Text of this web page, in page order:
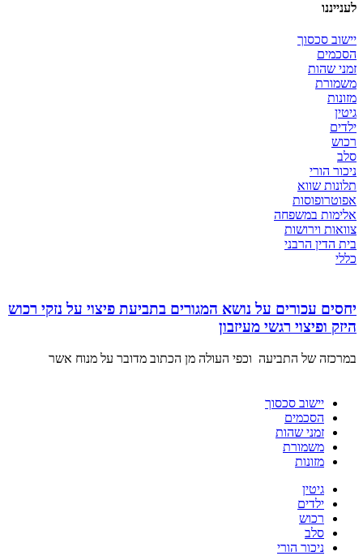
לענייננו
יישוב סכסוך
הסכמים
זמני שהות
משמורת
מזונות
גיטין
ילדים
רכוש
סלב
ניכור הורי
תלונות שווא
אפוטרופוסות
אלימות במשפחה
צוואות וירושות
בית הדין הרבני
כללי
יחסים עכורים על נושא המגורים בתביעת פיצוי על נזקי רכוש
היזק ופיצוי רגשי מעיזבון
במרכזה של התביעה וכפי העולה מן הכתוב מדובר על מנוח אשר
יישוב סכסוך
הסכמים
זמני שהות
משמורת
מזונות
גיטין
ילדים
רכוש
סלב
ניכור הורי